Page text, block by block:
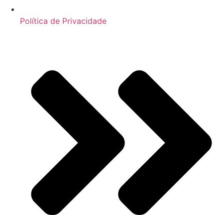
Política de Privacidade